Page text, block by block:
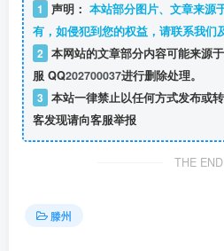
1 声明： 本站部分图片、文章来源
有，如侵犯到您的权益，请联系我们
2 本网站的文章部分内容可能来源
服 QQ202700037进行删除处理。
3 本站一律禁止以任何方式发布或
客发现请向客服举报
THE END
滕州